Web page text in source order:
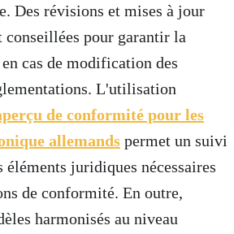
Des révisions et mises à jour
conseillées pour garantir la
cas de modification des
L'utilisation
de conformité pour les
allemands permet un suivi
éléments juridiques nécessaires
de conformité. En outre,
harmonisés au niveau